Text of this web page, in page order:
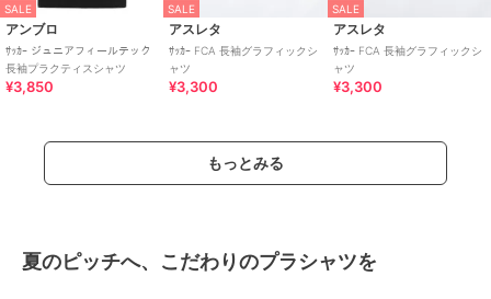
SALE
アンブロ
ｻｯｶｰ ジュニアフィールテック
長袖プラクティスシャツ
¥3,850
SALE
アスレタ
ｻｯｶｰ FCA 長袖グラフィックシ
ャツ
¥3,300
SALE
アスレタ
ｻｯｶｰ FCA 長袖グラフィックシ
ャツ
¥3,300
もっとみる
夏のピッチへ、こだわりのプラシャツを